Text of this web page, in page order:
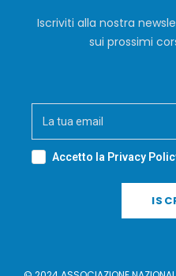
Iscriviti alla nostra
sui prossimi
Accetto la Privacy